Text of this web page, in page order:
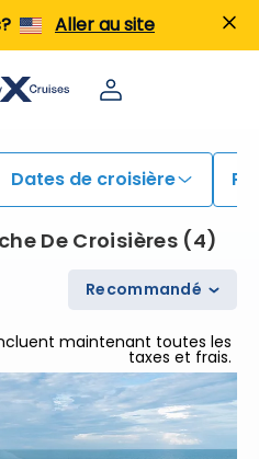
Aller au site
Dates de croisière
De Croisières (4)
Recommandé
maintenant toutes les
taxes et frais.